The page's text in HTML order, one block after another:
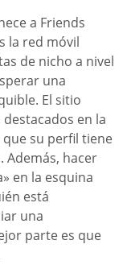
a Friends
la red móvil
de nicho a nivel
una
El sitio
en la
su perfil tiene
Además, hacer
en la esquina
está
una
parte es que